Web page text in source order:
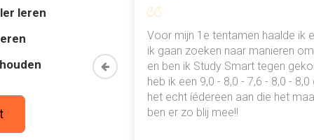
met personen
het LO van iemand met een meningitis?
neurologisch onderzoek, controle van vitale functies,
voor overige symptomen
leren
mn
een heel
gewoon
Voor mijn 1e tentamen haalde ik
ik gaan zoeken naar manieren
en ben ik Study Smart tegen
heb ik een 9,0 - 8,0 - 7,6 - 8,0 -
het echt íédereen aan die het
ben er zo blij mee!!